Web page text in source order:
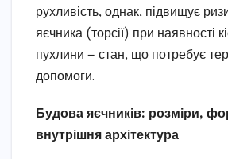
рухливість, однак, підвищує
яєчника (торсії) при наявності
пухлини — стан, що потребує
допомоги.
Будова яєчників: розміри,
внутрішня архітектура